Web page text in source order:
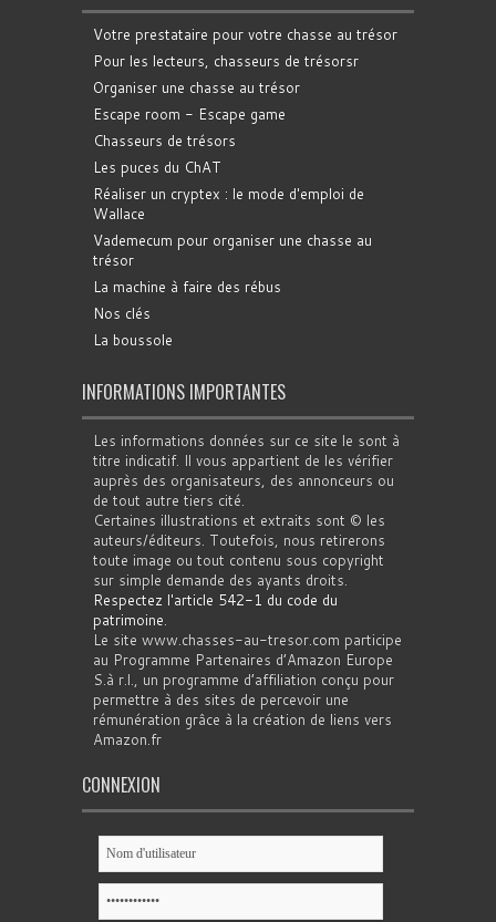
Votre prestataire pour votre chasse au trésor
Pour les lecteurs, chasseurs de trésorsr
Organiser une chasse au trésor
Escape room - Escape game
Chasseurs de trésors
Les puces du ChAT
Réaliser un cryptex : le mode d'emploi de
Wallace
Vademecum pour organiser une chasse au
trésor
La machine à faire des rébus
Nos clés
La boussole
INFORMATIONS IMPORTANTES
Les informations données sur ce site le sont à
titre indicatif. Il vous appartient de les vérifier
auprès des organisateurs, des annonceurs ou
de tout autre tiers cité.
Certaines illustrations et extraits sont © les
auteurs/éditeurs. Toutefois, nous retirerons
toute image ou tout contenu sous copyright
sur simple demande des ayants droits.
Respectez l'article 542-1 du code du
patrimoine.
Le site www.chasses-au-tresor.com participe
au Programme Partenaires d’Amazon Europe
S.à r.l., un programme d’affiliation conçu pour
permettre à des sites de percevoir une
rémunération grâce à la création de liens vers
Amazon.fr
CONNEXION